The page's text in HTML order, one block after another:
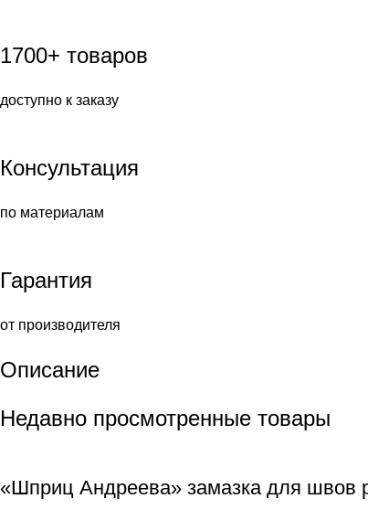
1700+ товаров
доступно к заказу
Консультация
по материалам
Гарантия
от производителя
Описание
Недавно просмотренные товары
«Шприц Андреева» замазка для швов